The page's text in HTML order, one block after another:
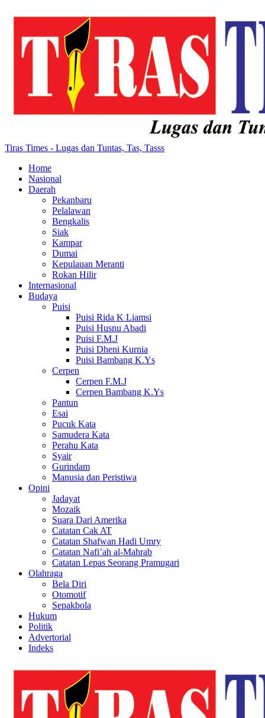
Tiras Times - Lugas dan Tuntas, Tas, Tasss
Home
Nasional
Daerah
Pekanbaru
Pelalawan
Bengkalis
Siak
Kampar
Dumai
Kepulauan Meranti
Rokan Hilir
Internasional
Budaya
Puisi
Puisi Rida K Liamsi
Puisi Husnu Abadi
Puisi F.M.J
Puisi Dheni Kurnia
Puisi Bambang K.Ys
Cerpen
Cerpen F.M.J
Cerpen Bambang K.Ys
Pantun
Esai
Pucuk Kata
Samudera Kata
Perahu Kata
Syair
Gurindam
Manusia dan Peristiwa
Opini
Jadayat
Mozaik
Suara Dari Amerika
Catatan Cak AT
Catatan Shafwan Hadi Umry
Catatan Nafi’ah al-Mahrab
Catatan Lepas Seorang Pramugari
Olahraga
Bela Diri
Otomotif
Sepakbola
Hukum
Politik
Advertorial
Indeks